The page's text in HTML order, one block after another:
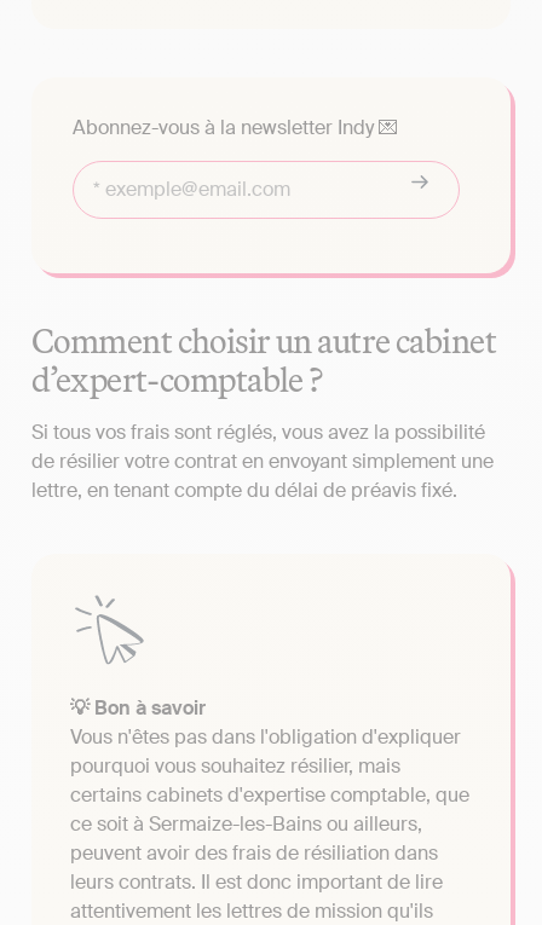
Abonnez-vous à la newsletter Indy 💌
Comment choisir un autre cabinet
d’expert-comptable ?
Si tous vos frais sont réglés, vous avez la possibilité
de résilier votre contrat en envoyant simplement une
lettre, en tenant compte du délai de préavis fixé.
💡 Bon à savoir
Vous n'êtes pas dans l'obligation d'expliquer
pourquoi vous souhaitez résilier, mais
certains cabinets d'expertise comptable, que
ce soit à Sermaize-les-Bains ou ailleurs,
peuvent avoir des frais de résiliation dans
leurs contrats. Il est donc important de lire
attentivement les lettres de mission qu'ils